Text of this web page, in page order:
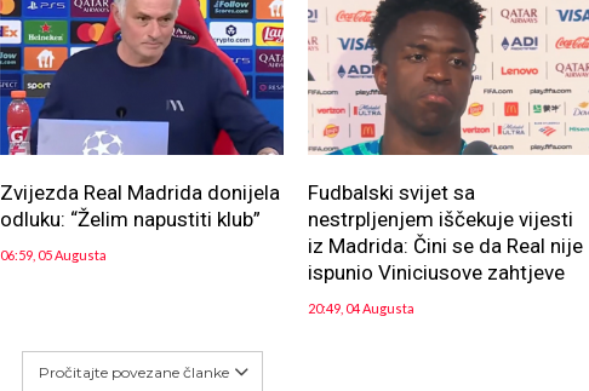
Zvijezda Real Madrida donijela
odluku: “Želim napustiti klub”
06:59, 05 Augusta
Fudbalski svijet sa
nestrpljenjem iščekuje vijesti
iz Madrida: Čini se da Real nije
ispunio Viniciusove zahtjeve
20:49, 04 Augusta
Pročitajte povezane članke